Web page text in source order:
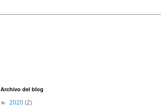
Archivo del blog
► 2020 (2)